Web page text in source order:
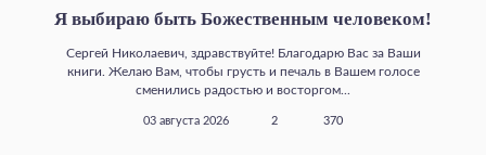
Я выбираю быть Божественным человеком!
Сергей Николаевич, здравствуйте! Благодарю Вас за Ваши
книги. Желаю Вам, чтобы грусть и печаль в Вашем голосе
сменились радостью и восторгом...
03 августа 2026 2 370